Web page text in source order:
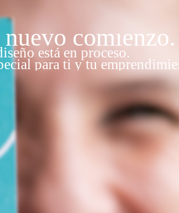
nuevo comienzo.
está en proceso.
para ti y tu